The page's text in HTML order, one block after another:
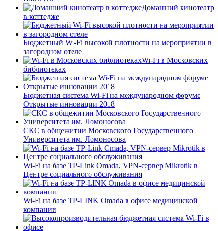
Домашний кинотеатр
в коттедже
Бюджетный Wi-Fi высокой плотности на мероприятии в
загородном отеле
Wi-Fi в Московских
библиотеках
Бюджетная система Wi-Fi на международном форуме
Открытые инновации 2018
СКС в общежитии Московского Государственного
Университета им. Ломоносова
Wi-Fi на базе TP-Link Omada, VPN-сервер Mikrotik в
Центре социального обслуживания
Wi-Fi на базе TP-LINK Omada в офисе медицинской
компании